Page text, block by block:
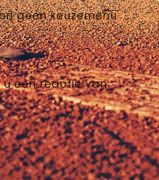
geen keuzemenu
u een reactie van